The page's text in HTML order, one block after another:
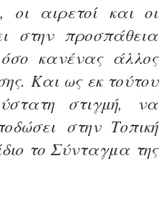
αιρετοί και οι
στην προσπάθεια
όσο κανένας άλλος
Και ως εκ τούτου
στιγμή, να
στην Τοπική
το Σύνταγμα της
2026 η Aπόφαση 16458 με
του ειδικού
αστυνομίας».
των
Αστυνομικών